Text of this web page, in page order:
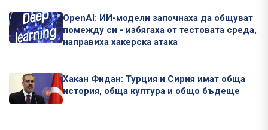
OpenAI: ИИ-модели започнаха да общуват
помежду си - избягаха от тестовата среда,
направиха хакерска атака
Хакан Фидан: Турция и Сирия имат обща
история, обща култура и общо бъдеще